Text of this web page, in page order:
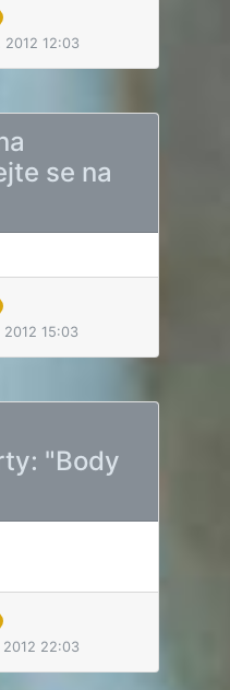
12:03
se na
15:03
"Body
22:03